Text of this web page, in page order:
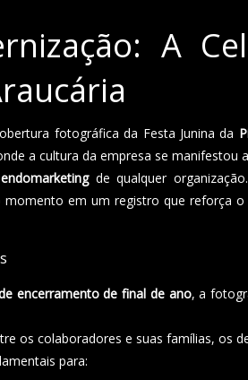
A
fotográfica da Festa Junina da
a cultura da empresa se manifestou
endomarketingde qualquer
em um registro que reforça
encerramento de final de ano, a
os colaboradores e suas famílias, os
para: